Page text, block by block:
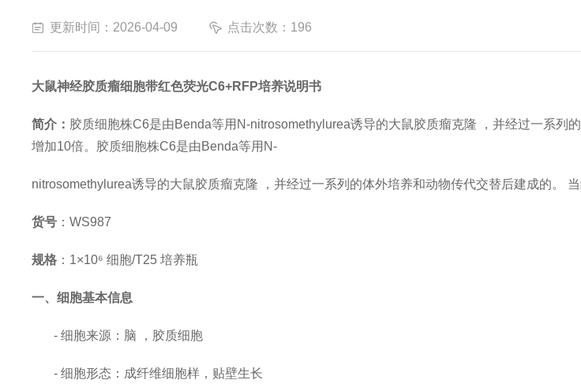
更新时间：2026-04-09 点击次数：196
大鼠神经胶质瘤细胞带红色荧光C6+RFP培养说明书
简介： 胶质细胞株C6是由Benda等用N-nitrosomethylurea诱导的大鼠胶质瘤克隆 ，并经过一系列
增加10倍。胶质细胞株C6是由Benda等用N-
nitrosomethylurea诱导的大鼠胶质瘤克隆 ，并经过一系列的体外培养和动物传代交替后建成的。
货号 ：WS987
规格 ： 1×10⁶ 细胞/T25 培养瓶
一、细胞基本信息
- 细胞来源：脑 ，胶质细胞
- 细胞形态：成纤维细胞样，贴壁生长